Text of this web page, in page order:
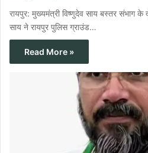
रायपुर: मुख्यमंत्री विष्णुदेव साय बस्तर संभाग के
साय ने रायपुर पुलिस ग्राउंड…
Read More »